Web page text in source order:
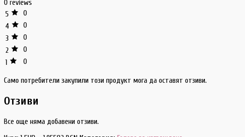
0 reviews
5
0
4
0
3
0
2
0
1
0
Само потребители закупили този продукт мога да оставят отзиви.
Отзиви
Все още няма добавени отзиви.